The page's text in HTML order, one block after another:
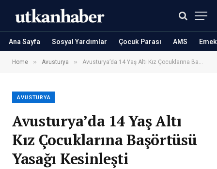
Ana Sayfa Sosyal Yardımlar Çocuk Parası AMS
Home » Avusturya » Avusturya’da 14 Yaş Altı Kız Çocuklarına Başörtüsü Yasağı Kesinleşti
AVUSTURYA
Avusturya’da 14 Yaş Altı
Kız Çocuklarına Başörtüsü
Yasağı Kesinleşti